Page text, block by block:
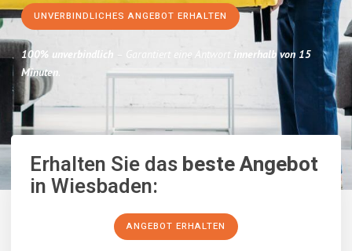
UNVERBINDLICHES ANGEBOT ERHALTEN
100% unverbindlich – Garantiert eine Antwort innerhalb von 15
Minuten.
Erhalten Sie dasbeste Angebot
in Wiesbaden:
ANGEBOT ERHALTEN